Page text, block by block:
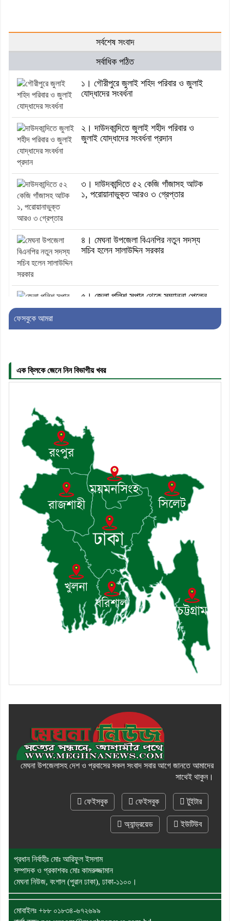
সর্বশেষ সংবাদ
সর্বাধিক পঠিত
১। গৌরীপুরে জুলাই শহিদ পরিবার ও জুলাই
যোদ্ধাদের সংবর্ধনা
২। দাউদকান্দিতে জুলাই শহীদ পরিবার ও
জুলাই যোদ্ধাদের সংবর্ধনা প্রদান
৩। দাউদকান্দিতে ৫২ কেজি গাঁজাসহ আটক
১, পরোয়ানাভুক্ত আরও ৩ গ্রেপ্তার
৪। মেঘনা উপজেলা বিএনপির নতুন সদস্য
সচিব হলেন সালাউদ্দিন সরকার
৫। জেলা পুলিশ সুপার থেকে সম্মাননা পেলেন
দাউদকান্দি মডেল থানার এএসআই সজল
৮। মেঘনায় আইন-শৃঙ্খলা কমিটির মাসিক
সভা অনুষ্ঠিত
৯। জাতীয় নেতা ড. খন্দকার মোশাররফ
হোসেনের মূল্যায়ন কোথায় এবং একটি
বিশ্লেষণ
১০। দাউদকান্দিতে ইউপি সদস্যকে মারধরের
চেষ্টা ও প্রাণনাশের হুমকির অভিযোগ
ফেসবুকে আমরা
এক ক্লিকে জেনে নিন বিভাগীয় খবর
মেঘনা উপজেলাসহ দেশ ও প্রবাসের সকল সংবাদ সবার আগে জানতে আমাদের
সাথেই থাকুন।
ফেইসবুক ফেইসবুক টুইটার
অ্যান্ড্রয়েড ইউটিউব
প্রধান নির্বাহীঃ মোঃ আরিফুল ইসলাম
সম্পাদক ও প্রকাশকঃ মোঃ কামরুজ্জামান
মেঘনা নিউজ, বংশাল (পুরান ঢাকা), ঢাকা-১১০০।
মোবাইলঃ +৮৮ ০১৮৩৪-৬৭২৬৯৯